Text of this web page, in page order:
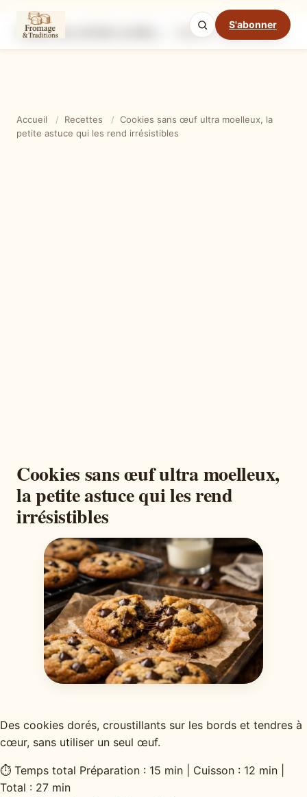
S'abonner
Ingrédients Étapes
Mode cuisine
Accueil / Recettes / Cookies sans œuf ultra moelleux, la
petite astuce qui les rend irrésistibles
Cookies sans œuf ultra moelleux,
la petite astuce qui les rend
irrésistibles
Des cookies dorés, croustillants sur les bords et tendres à
cœur, sans utiliser un seul œuf.
⏱ Temps total Préparation : 15 min | Cuisson : 12 min |
Total : 27 min